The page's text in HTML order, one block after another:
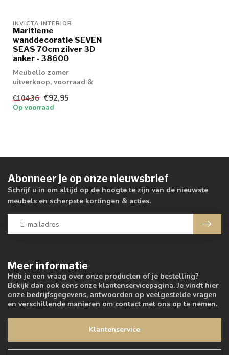
INVICTA INTERIOR
Maritieme
wanddecoratie SEVEN
SEAS 70cm zilver 3D
anker - 38600
Meubello zomer
uitverkoop, voorraad &
levertijd 1/2 wek...
€104,36 €92,95
Op voorraad
Meer informatie
Heb je een vraag over onze producten of je bestelling?
Bekijk dan ook eens onze klantenservicepagina. Je vindt hier
onze bedrijfsgegevens, antwoorden op veelgestelde vragen
en verschillende manieren om contact met ons op te nemen.
Klantenservice
Abonneer je op onze nieuwsbrief
Schrijf u in om altijd op de hoogte te zijn van de nieuwste
meubels en scherpste kortingen & acties.